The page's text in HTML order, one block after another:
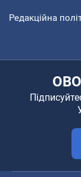
Редакційна